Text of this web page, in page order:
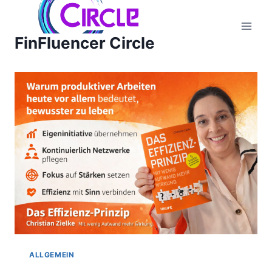
springen
FinFluencer Circle
ALLGEMEIN